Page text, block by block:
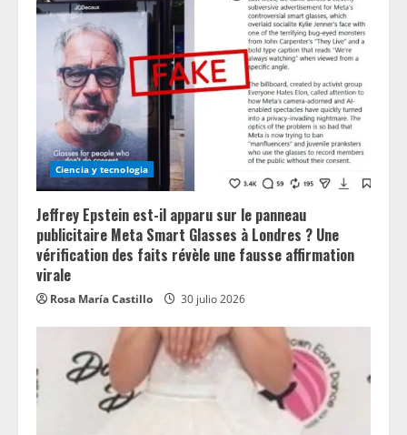
Ciencia y tecnologia
Jeffrey Epstein est-il apparu sur le panneau
publicitaire Meta Smart Glasses à Londres ? Une
vérification des faits révèle une fausse affirmation
virale
Rosa María Castillo 30 julio 2026